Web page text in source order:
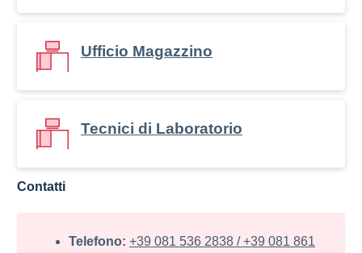
Ufficio Magazzino
Tecnici di Laboratorio
Contatti
Telefono: +39 081 536 2838 / +39 081 861